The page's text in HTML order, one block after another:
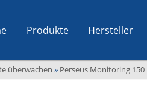
Produkte Hersteller
überwachen » Perseus Monitoring 150